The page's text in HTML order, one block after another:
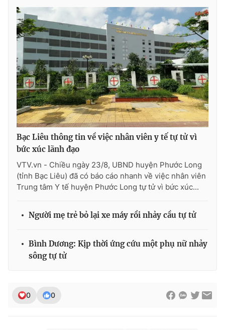
Bạc Liêu thông tin về việc nhân viên y tế tự tử vì
bức xúc lãnh đạo
VTV.vn - Chiều ngày 23/8, UBND huyện Phước Long
(tỉnh Bạc Liêu) đã có báo cáo nhanh về việc nhân viên
Trung tâm Y tế huyện Phước Long tự tử vì bức xúc...
Người mẹ trẻ bỏ lại xe máy rồi nhảy cầu tự tử
Bình Dương: Kịp thời ứng cứu một phụ nữ nhảy
sông tự tử
0 0